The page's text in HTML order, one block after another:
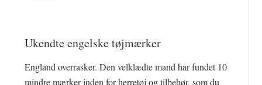
Ukendte engelske tøjmærker
England overrasker. Den velklædte mand har fundet 10
mindre mærker inden for herretøj og tilbehør, som du